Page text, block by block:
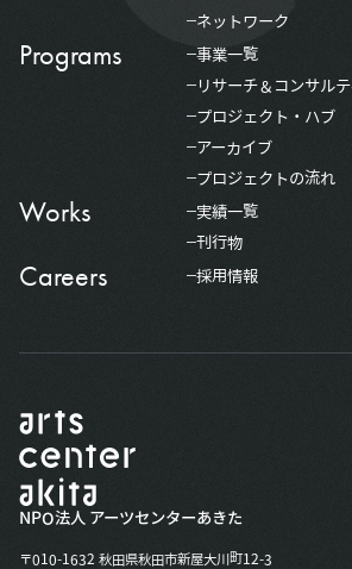
ネットワーク
Programs
事業一覧
リサーチ＆コンサル
プロジェクト・ハブ
アーカイブ
プロジェクトの流れ
Works
実績一覧
刊行物
Careers 採用情報
NPO法人 アーツセンターあきた
〒010-1632 秋田県秋田市新屋大川町12-3